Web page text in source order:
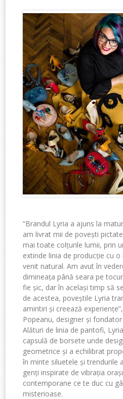
“Brandul Lyria a ajuns la
am livrat mii de povești
mai toate colțurile lumii, prin
extinde linia de producție cu
venit natural. Am avut în
dimineața până seara pe
fie șic, dar în același timp să
de acestea, poveștile Lyria
amintiri și creează
Popeanu, designer și fondator
Alături de linia de pantofi,
capsulă de borsete unde
geometrice și a echilibrat
în minte siluetele și trendurile
genți inspirate de vibrația
contemporane ce te duc cu
misterioase.